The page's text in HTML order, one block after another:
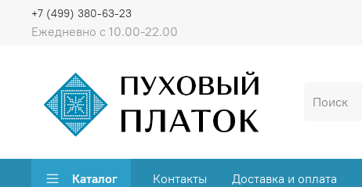
Ежедневно с 10.00-22.00
+7 (499) 380-63-23
Каталог Контакты Доставка и оплата